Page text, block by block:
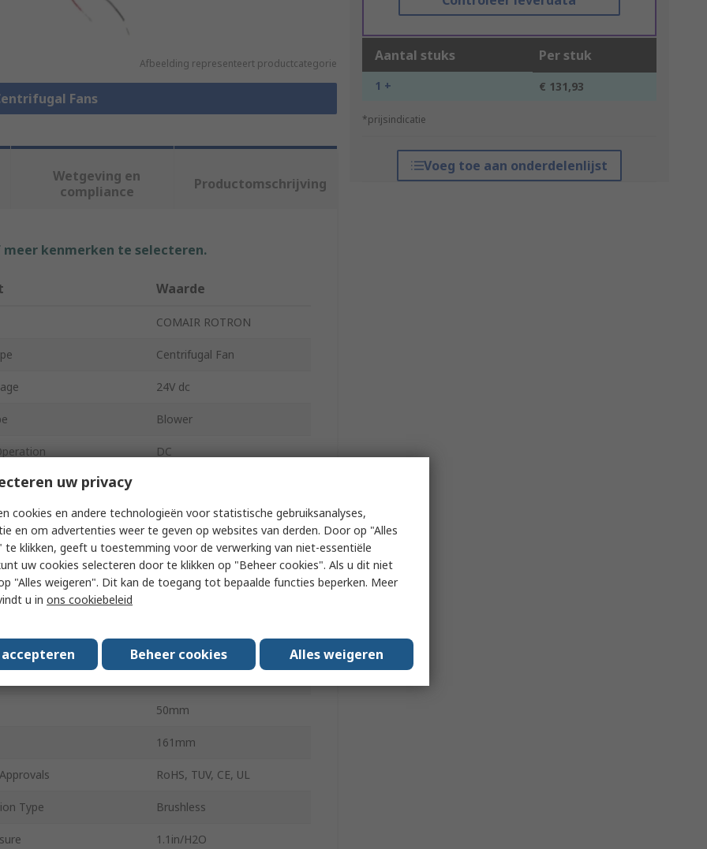
Afbeelding representeert productcategorie
Fans
Aantal stuks Per stuk
1 + € 131,93
*prijsindicatie
Voeg toe aan onderdelenlijst
Wetgeving en
compliance
Productomschrijving
kenmerken te selecteren.
Waarde
COMAIR ROTRON
Centrifugal Fan
24V dc
Blower
DC
Spinnaker
50mm
Wire
50mm
161mm
RoHS, TUV, CE, UL
Type Brushless
1.1in/H2O
uw privacy
cookies en andere technologieën voor statistische gebruiksanalyses,
en om advertenties weer te geven op websites van derden. Door op "Alles
te klikken, geeft u toestemming voor de verwerking van niet-essentiële
uw cookies selecteren door te klikken op "Beheer cookies". Als u dit niet
"Alles weigeren". Dit kan de toegang tot bepaalde functies beperken. Meer
u in ons cookiebeleid
Beheer cookies Alles weigeren